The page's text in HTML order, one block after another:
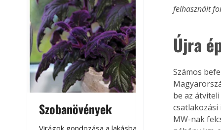
Szobanövények
Virágoskert:
teraszon,
felhasznált
Újra
Számos
be az
MW-nak